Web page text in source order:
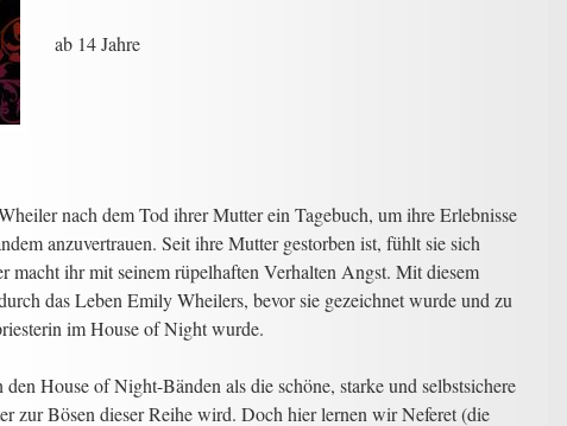
ab 14 Jahre
nach dem Tod ihrer Mutter ein Tagebuch, um ihre Erlebnisse
anzuvertrauen. Seit ihre Mutter gestorben ist, fühlt sie sich
macht ihr mit seinem rüpelhaften Verhalten Angst. Mit diesem
das Leben Emily Wheilers, bevor sie gezeichnet wurde und zu
im House of Night wurde.
House of Night-Bänden als die schöne, starke und selbstsichere
zur Bösen dieser Reihe wird. Doch hier lernen wir Neferet (die